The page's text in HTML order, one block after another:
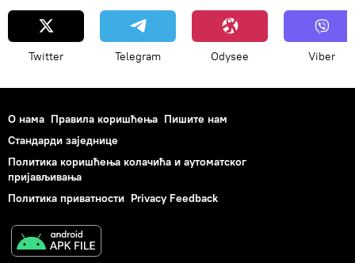
Twitter Telegram Odysee Viber
О нама Правила коришћења Пишите нам
Стандарди заједнице
Политика коришћења колачића и аутоматског
пријављивања
Политика приватности Privacy Feedback